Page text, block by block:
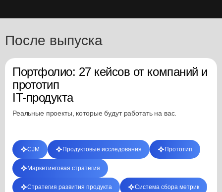
После выпуска
Портфолио: 27 кейсов от компаний и
прототип
IT-продукта
Реальные проекты, которые будут работать на вас.
CJM Продуктовые исследования Прототип
Маркетинговая стратегия
Стратегия развития продукта Система сбора метрик